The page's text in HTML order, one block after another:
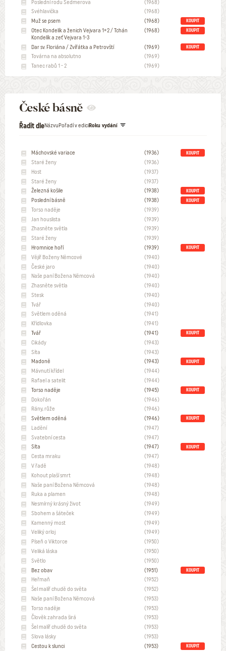
Poslední rodu Sedmerova
(1968)
Svéhlavička
(1968)
Muž se psem
(1968) KOUPIT
Otec Kondelík a ženich Vejvara 1+2 / Tchán
Kondelík a zeť Vejvara 1-3
(1968) KOUPIT
Dar sv. Floriána / Zvířátka a Petrovští (1969) KOUPIT
Továrna na absolutno
(1969)
Tanec rabů 1 - 2
(1969)
České básně
Řadit dleNázvuPořadí v ediciRoku vydání
Máchovské variace (1936) KOUPIT
Staré ženy
(1936)
Host
(1937)
Staré ženy
(1937)
Železná košile
(1938) KOUPIT
Poslední básně (1938) KOUPIT
Torso naděje
(1939)
Jan houslista
(1939)
Zhasněte světla
(1939)
Staré ženy
(1939)
Hromnice hoří
(1939) KOUPIT
Vějíř Boženy Němcové
(1940)
České jaro
(1940)
Naše paní Božena Němcová
(1940)
Zhasněte světla
(1940)
Stesk
(1940)
Tvář
(1940)
Světlem oděná
(1941)
Křídlovka
(1941)
Tvář
(1941) KOUPIT
Cikády
(1943)
Síta
(1943)
Madoně
(1943) KOUPIT
Mávnutí křídel
(1944)
Rafael a satelit
(1944)
Torso naděje
(1945) KOUPIT
Dokořán
(1946)
Rány, růže
(1946)
Světlem oděná
(1946) KOUPIT
Ladění
(1947)
Svatební cesta
(1947)
Síta
(1947) KOUPIT
Cesta mraku
(1947)
V řadě
(1948)
Kohout plaší smrt
(1948)
Naše paní Božena Němcová
(1948)
Ruka a plamen
(1948)
Nesmírný krásný život
(1949)
Sbohem a šáteček
(1949)
Kamenný most
(1949)
Veliký orloj
(1949)
Píseň o Viktorce
(1950)
Veliká láska
(1950)
Světlo
(1950)
Bez obav
(1951) KOUPIT
Heřmaň
(1952)
Šel malíř chudě do světa
(1952)
Naše paní Božena Němcová
(1953)
Torso naděje
(1953)
Člověk zahrada širá
(1953)
Šel malíř chudě do světa
(1953)
Slova lásky
(1953)
Cestou k slunci
(1953) KOUPIT